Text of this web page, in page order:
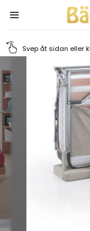
Svep åt sidan eller